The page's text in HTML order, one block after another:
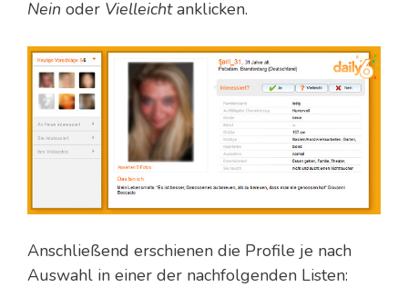
Nein oder Vielleichtanklicken.
Anschließend erschienen die Profile je nach
Auswahl in einer der nachfolgenden Listen: